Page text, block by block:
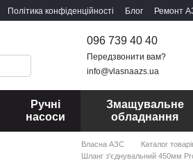
Політика конфіденційності Блог Ремонт
096 739 40 40
Передзвонити вам?
info@vlasnaazs.ua
Ручні
насоси
Змащувальне
обладнання
Власна АЗС Каталог
Шланг з'єднувальний 450мм